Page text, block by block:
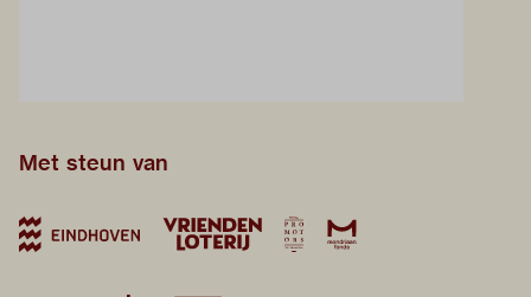
Met steun van